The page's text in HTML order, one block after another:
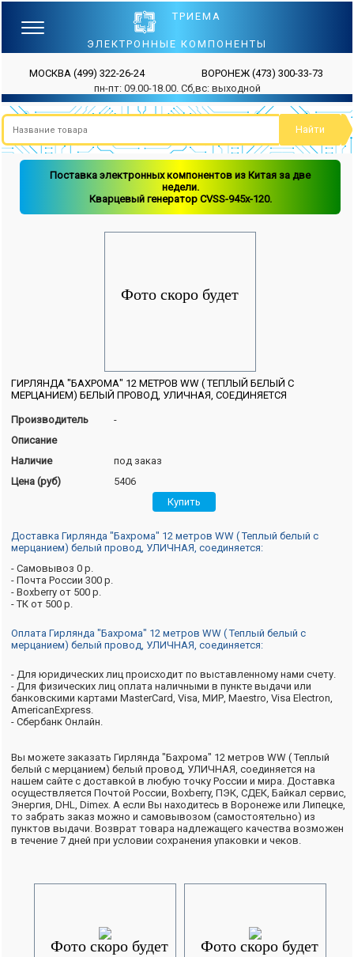
ТРИЕМА
ЭЛЕКТРОННЫЕ КОМПОНЕНТЫ
МОСКВА (499) 322-26-24 ВОРОНЕЖ (473) 300-33-73
пн-пт: 09.00-18.00. Сб,вс: выходной
Поставка электронных компонентов из Китая за две
недели.
Кварцевый генератор CVSS-945x-120.
ГИРЛЯНДА "БАХРОМА" 12 МЕТРОВ WW ( ТЕПЛЫЙ БЕЛЫЙ С
МЕРЦАНИЕМ) БЕЛЫЙ ПРОВОД, УЛИЧНАЯ, СОЕДИНЯЕТСЯ
Производитель
-
Описание
Наличие
под заказ
Цена (руб)
5406
Доставка Гирлянда "Бахрома" 12 метров WW ( Теплый белый с
мерцанием) белый провод, УЛИЧНАЯ, соединяется:
- Самовывоз 0 р.
- Почта России 300 р.
- Boxberry от 500 р.
- ТК от 500 р.
Оплата Гирлянда "Бахрома" 12 метров WW ( Теплый белый с
мерцанием) белый провод, УЛИЧНАЯ, соединяется:
- Для юридических лиц происходит по выставленному нами счету.
- Для физических лиц оплата наличными в пункте выдачи или
банковскими картами MasterCard, Visa, МИР, Maestro, Visa Electron,
AmericanExpress.
- Сбербанк Онлайн.
Вы можете заказать Гирлянда "Бахрома" 12 метров WW ( Теплый
белый с мерцанием) белый провод, УЛИЧНАЯ, соединяется на
нашем сайте с доставкой в любую точку России и мира. Доставка
осуществляется Почтой России, Boxberry, ПЭК, СДЕК, Байкал сервис,
Энергия, DHL, Dimex. А если Вы находитесь в Воронеже или Липецке,
то забрать заказ можно и самовывозом (самостоятельно) из
пунктов выдачи. Возврат товара надлежащего качества возможен
в течение 7 дней при условии сохранения упаковки и чеков.